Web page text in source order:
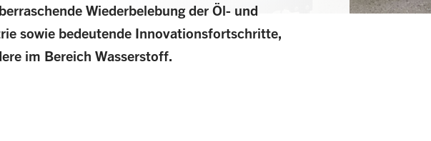
Wiederbelebung der Öl- und
sowie bedeutende Innovationsfortschritte,
im Bereich Wasserstoff.